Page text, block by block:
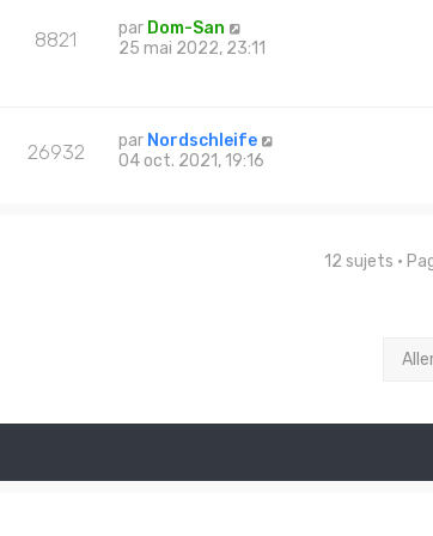
8821 par Dom-San
25 mai 2022, 23:11
26932 par Nordschleife
04 oct. 2021, 19:16
12 sujets •